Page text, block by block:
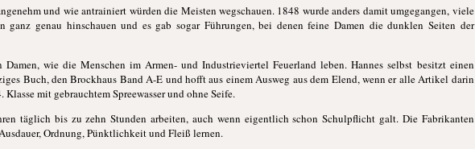
und wie antrainiert würden die Meisten wegschauen. 1848 wurde anders damit umgegangen, viele
ganz genau hinschauen und es gab sogar Führungen, bei denen feine Damen die dunklen Seiten der
wie die Menschen im Armen- und Industrieviertel Feuerland leben. Hannes selbst besitzt einen
Buch, den Brockhaus Band A-E und hofft aus einem Ausweg aus dem Elend, wenn er alle Artikel darin
mit gebrauchtem Spreewasser und ohne Seife.
täglich bis zu zehn Stunden arbeiten, auch wenn eigentlich schon Schulpflicht galt. Die Fabrikanten
Ordnung, Pünktlichkeit und Fleiß lernen.